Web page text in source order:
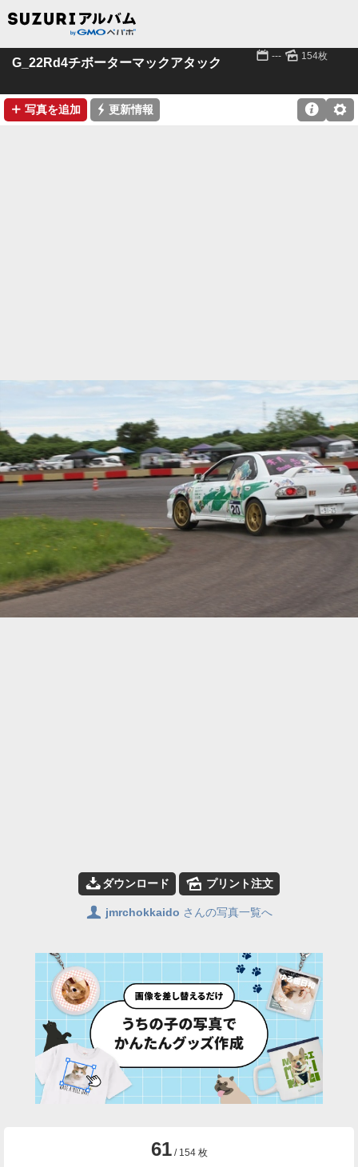
G_22Rd4チボーターマックアタック 📅 --- 🌄 154枚
➕ 写真を追加 ⚡ 更新情報 ⚙

📥ダウンロード 🌄 プリント注文
👤 jmrchokkaido さんの写真一覧へ
61 / 154 枚